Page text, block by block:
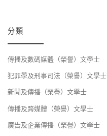
分類
傳播及數碼媒體（榮譽）文學士
犯罪學及刑事司法（榮譽）文學士
新聞及傳播（榮譽）文學士
傳播及跨媒體（榮譽）文學士
廣告及企業傳播（榮譽）文學士